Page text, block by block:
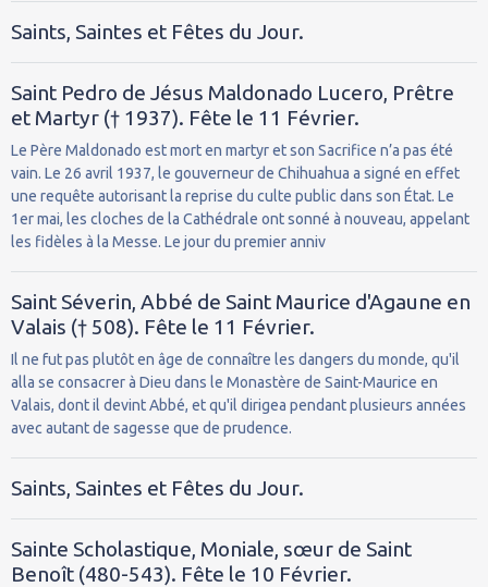
Saints, Saintes et Fêtes du Jour.
Saint Pedro de Jésus Maldonado Lucero, Prêtre
et Martyr († 1937). Fête le 11 Février.
Le Père Maldonado est mort en martyr et son Sacrifice n’a pas été
vain. Le 26 avril 1937, le gouverneur de Chihuahua a signé en effet
une requête autorisant la reprise du culte public dans son État. Le
1er mai, les cloches de la Cathédrale ont sonné à nouveau, appelant
les fidèles à la Messe. Le jour du premier anniv
Saint Séverin, Abbé de Saint Maurice d'Agaune en
Valais († 508). Fête le 11 Février.
Il ne fut pas plutôt en âge de connaître les dangers du monde, qu'il
alla se consacrer à Dieu dans le Monastère de Saint-Maurice en
Valais, dont il devint Abbé, et qu'il dirigea pendant plusieurs années
avec autant de sagesse que de prudence.
Saints, Saintes et Fêtes du Jour.
Sainte Scholastique, Moniale, sœur de Saint
Benoît (480-543). Fête le 10 Février.